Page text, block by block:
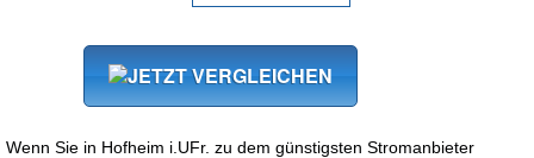
Wenn Sie in Hofheim i.UFr. zu dem günstigsten Stromanbieter